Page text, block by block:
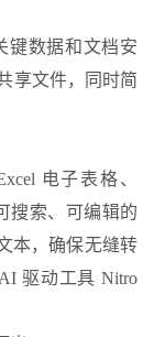
键数据和文档安
享文件，同时简
电子表格、
搜索、可编辑的
本，确保无缝转
驱动工具 Nitro